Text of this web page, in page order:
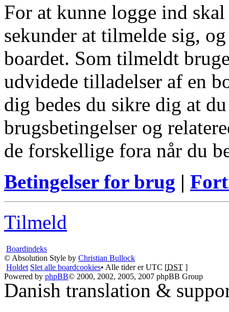
For at kunne logge ind
sekunder at tilmelde sig,
boardet. Som tilmeldt
udvidede tilladelser af en
dig bedes du sikre dig at
brugsbetingelser og
de forskellige fora når du
Betingelser for brug |
Tilmeld
Boardindeks
© Absolution Style by Christian Bullock
Holdet Slet alle boardcookies• Alle tider er UTC [DST ]
Powered by phpBB© 2000, 2002, 2005, 2007 phpBB Group
Danish translation &